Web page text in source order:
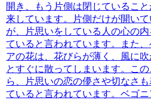
開き、もう片側は閉じているこ
来しています。片側だけが開い
が、片思いをしている人の心の内
ていると言われています。また、
アの花は、花びらが薄く、風に吹
とすぐに散ってしまいます。こ
ら、片思いの恋の儚さや切なさも
ていると言われています。ベゴニ